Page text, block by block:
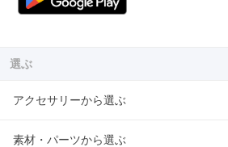
選ぶ
アクセサリーから選ぶ
素材・パーツから選ぶ